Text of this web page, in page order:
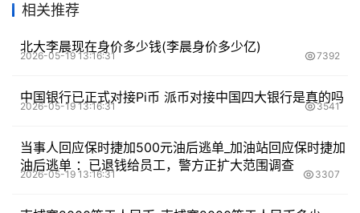
相关推荐
北大李晨现在身价多少钱(李晨身价多少亿)
2026-05-19 13:16:31 7392
中国银行已正式对接Pi币 派币对接中国四大银行是真的吗
2026-05-19 13:16:31 3541
当事人回应保时捷加500元油后逃单_加油站回应保时捷加
油后逃单 ：已退钱给员工，警方正扩大范围调查
2026-05-19 13:16:31 3307